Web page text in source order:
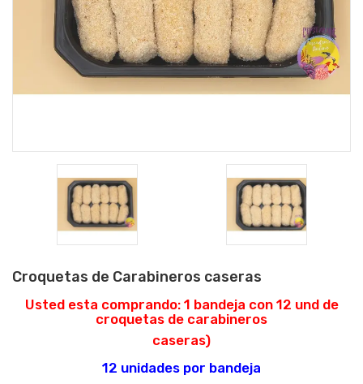
Croquetas de Carabineros caseras
Usted esta comprando: 1 bandeja con 12 und de
croquetas de carabineros
caseras)
12 unidades por bandeja